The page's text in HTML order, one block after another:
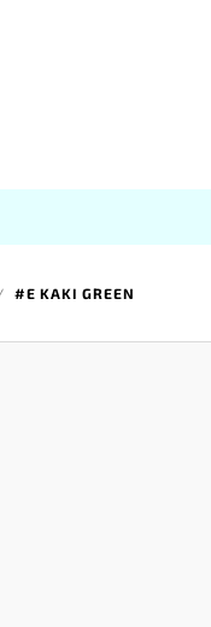
/ #E KAKI GREEN